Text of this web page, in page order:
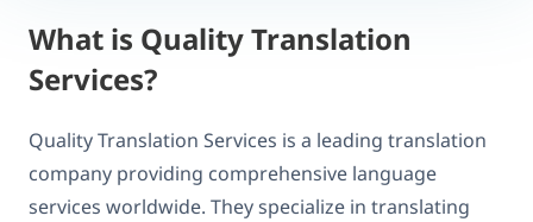
What is Quality Translation
Services?
Quality Translation Services is a leading translation
company providing comprehensive language
services worldwide. They specialize in translating